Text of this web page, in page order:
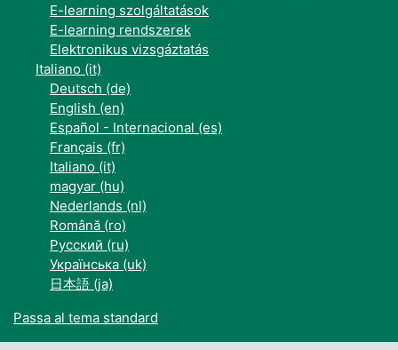
E-learning szolgáltatások
E-learning rendszerek
Elektronikus vizsgáztatás
Italiano ‎(it)‎
Deutsch ‎(de)‎
English ‎(en)‎
Español - Internacional ‎(es)‎
Français ‎(fr)‎
Italiano ‎(it)‎
magyar ‎(hu)‎
Nederlands ‎(nl)‎
Română ‎(ro)‎
Русский ‎(ru)‎
Українська ‎(uk)‎
日本語 ‎(ja)‎
Passa al tema standard